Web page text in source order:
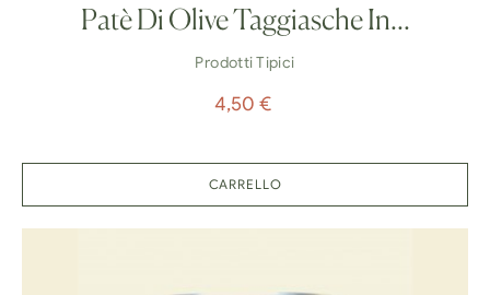
Patè Di Olive Taggiasche In...
Prodotti Tipici
Prezzo
4,50 €
CARRELLO